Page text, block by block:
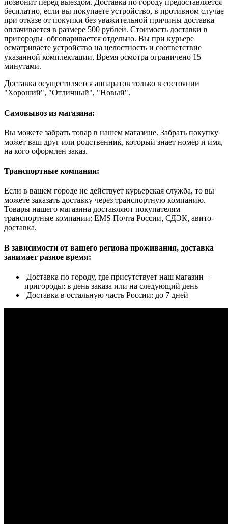
позвонит перед выездом. Доставка по городу предоставляется
бесплатно, если вы покупаете устройство, в противном случае
при отказе от покупки без уважительной причины доставка
оплачивается в размере 500 рублей. Стоимость доставки в
пригороды обговаривается отдельно. Вы при курьере
осматриваете устройство на целостность и соответствие
указанной комплектации. Время осмотра ограничено 15
минутами.
Доставка осуществляется аппаратов только в состоянии
"Хороший", "Отличный", "Новый".
Самовывоз из магазина:
Вы можете забрать товар в нашем магазине. Забрать покупку
может ваш друг или родственник, который знает номер и имя,
на кого оформлен заказ.
Транспортные компании:
Если в вашем городе не действует курьерская служба, то вы
можете заказать доставку через транспортную компанию.
Товары нашего магазина доставляют покупателям
транспортные компании: EMS Почта России, СДЭК, авито-
доставка.
В зависимости от вашего региона проживания, доставка
занимает разное время:
Доставка по городу, где присутствует наш магазин +
пригороды: в день заказа или на следующий день
Доставка в остальную часть России: до 7 дней